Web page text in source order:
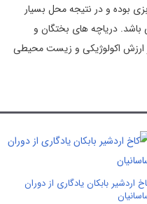
بوده و در نتیجه محل بسیار
باشد. دریاچه های بختگان و
ارزش اکولوژیکی و زیست محیطی
اردشیر بابکان یادگاری از دوران